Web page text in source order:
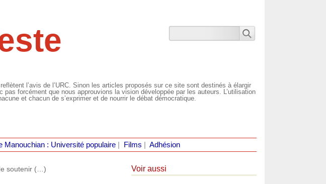
l’avis de l’URC. Sinon les articles proposés sur ce site sont destinés à élargir
forcément que nous approuvions la vision développée par les auteurs. L’utilisation
et chacun de s’exprimer et de nourrir le débat démocratique.
Manouchian : Université populaire| Films Adhésion
soutenir (…) Voir aussi